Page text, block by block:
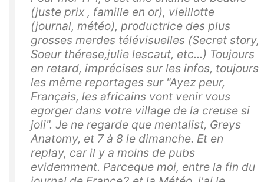
(juste prix , famille en or), vieillotte
(journal, météo), productrice des plus
grosses merdes télévisuelles (Secret story,
Soeur thérese,julie lescaut, etc...) Toujours
en retard, imprécises sur les infos, toujours
les même reportages sur "Ayez peur,
Français, les africains vont venir vous
egorger dans votre village de la creuse si
joli". Je ne regarde que mentalist, Greys
Anatomy, et 7 à 8 le dimanche. Et en
replay, car il y a moins de pubs
evidemment. Parceque moi, entre la fin du